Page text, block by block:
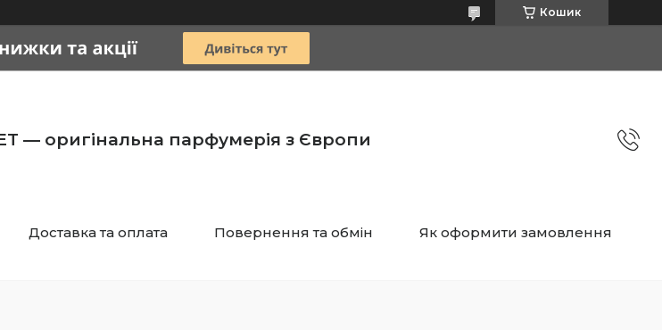
Кошик
— оригінальна парфумерія з Європи
Доставка та оплата Повернення та обмін Як оформити замовлення